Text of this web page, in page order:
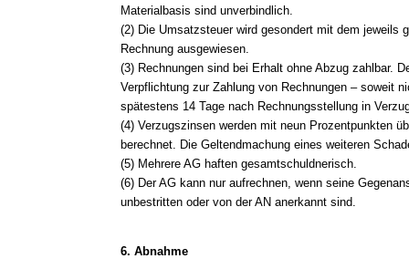
Materialbasis sind unverbindlich.
(2) Die Umsatzsteuer wird gesondert mit dem jeweils
Rechnung ausgewiesen.
(3) Rechnungen sind bei Erhalt ohne Abzug zahlbar.
Verpflichtung zur Zahlung von Rechnungen – soweit
spätestens 14 Tage nach Rechnungsstellung in
(4) Verzugszinsen werden mit neun Prozentpunkten
berechnet. Die Geltendmachung eines weiteren
(5) Mehrere AG haften gesamtschuldnerisch.
(6) Der AG kann nur aufrechnen, wenn seine
unbestritten oder von der AN anerkannt sind.
6. Abnahme